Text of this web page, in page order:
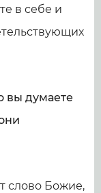
в себе и
вы думаете
слово Божие,